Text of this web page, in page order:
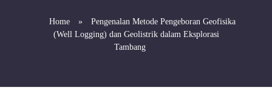
Home »
Pengenalan Metode Pengeboran Geofisika
(Well Logging) dan Geolistrik dalam Eksplorasi
Tambang